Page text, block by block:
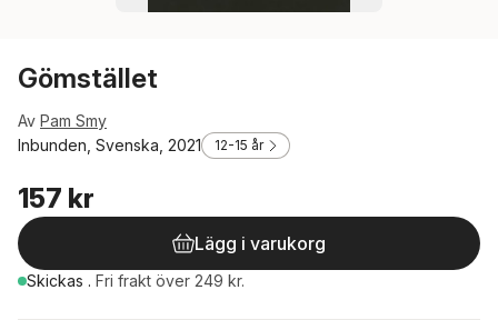
Gömstället
Av Pam Smy
Inbunden, Svenska, 2021
12-15 år
157 kr
Lägg i varukorg
Skickas . Fri frakt över 249 kr.